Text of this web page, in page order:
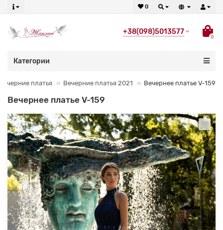
0
+38(098)5013577
0
Категории
платья Вечерние платья 2021 Вечернее платье V-159
Вечернее платье V-159